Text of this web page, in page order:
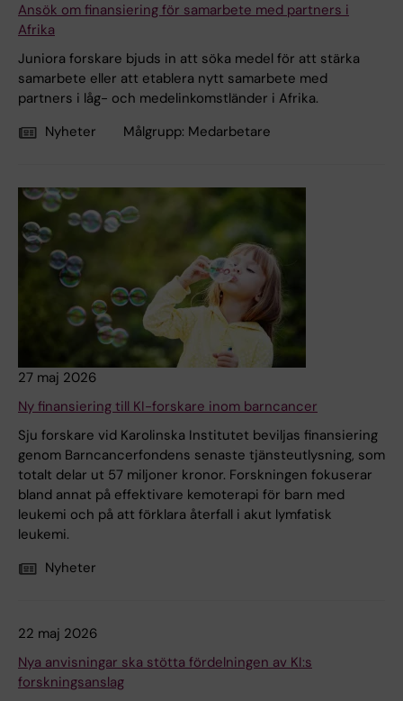
Ansök om finansiering för samarbete med partners i
Afrika
Juniora forskare bjuds in att söka medel för att stärka
samarbete eller att etablera nytt samarbete med
partners i låg- och medelinkomstländer i Afrika.
Nyheter
Målgrupp: Medarbetare
27 maj 2026
Ny finansiering till KI-forskare inom barncancer
Sju forskare vid Karolinska Institutet beviljas finansiering
genom Barncancerfondens senaste tjänsteutlysning, som
totalt delar ut 57 miljoner kronor. Forskningen fokuserar
bland annat på effektivare kemoterapi för barn med
leukemi och på att förklara återfall i akut lymfatisk
leukemi.
Nyheter
22 maj 2026
Nya anvisningar ska stötta fördelningen av KI:s
forskningsanslag